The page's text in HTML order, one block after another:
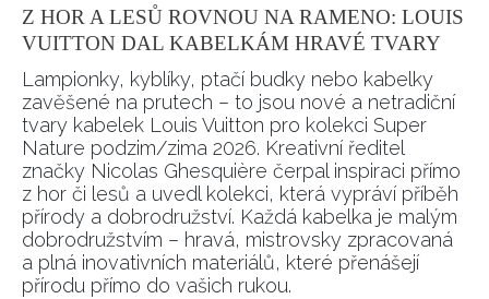
INFORMACE
REDAKCE
Z HOR A LESŮ ROVNOU NA RAMENO: LOUIS
VUITTON DAL KABELKÁM HRAVÉ TVARY
Lampionky, kyblíky, ptačí budky nebo kabelky
zavěšené na prutech – to jsou nové a netradiční
tvary kabelek Louis Vuitton pro kolekci Super
Nature podzim/zima 2026. Kreativní ředitel
značky Nicolas Ghesquière čerpal inspiraci přímo
z hor či lesů a uvedl kolekci, která vypráví příběh
přírody a dobrodružství. Každá kabelka je malým
dobrodružstvím – hravá, mistrovsky zpracovaná
a plná inovativních materiálů, které přenášejí
přírodu přímo do vašich rukou.